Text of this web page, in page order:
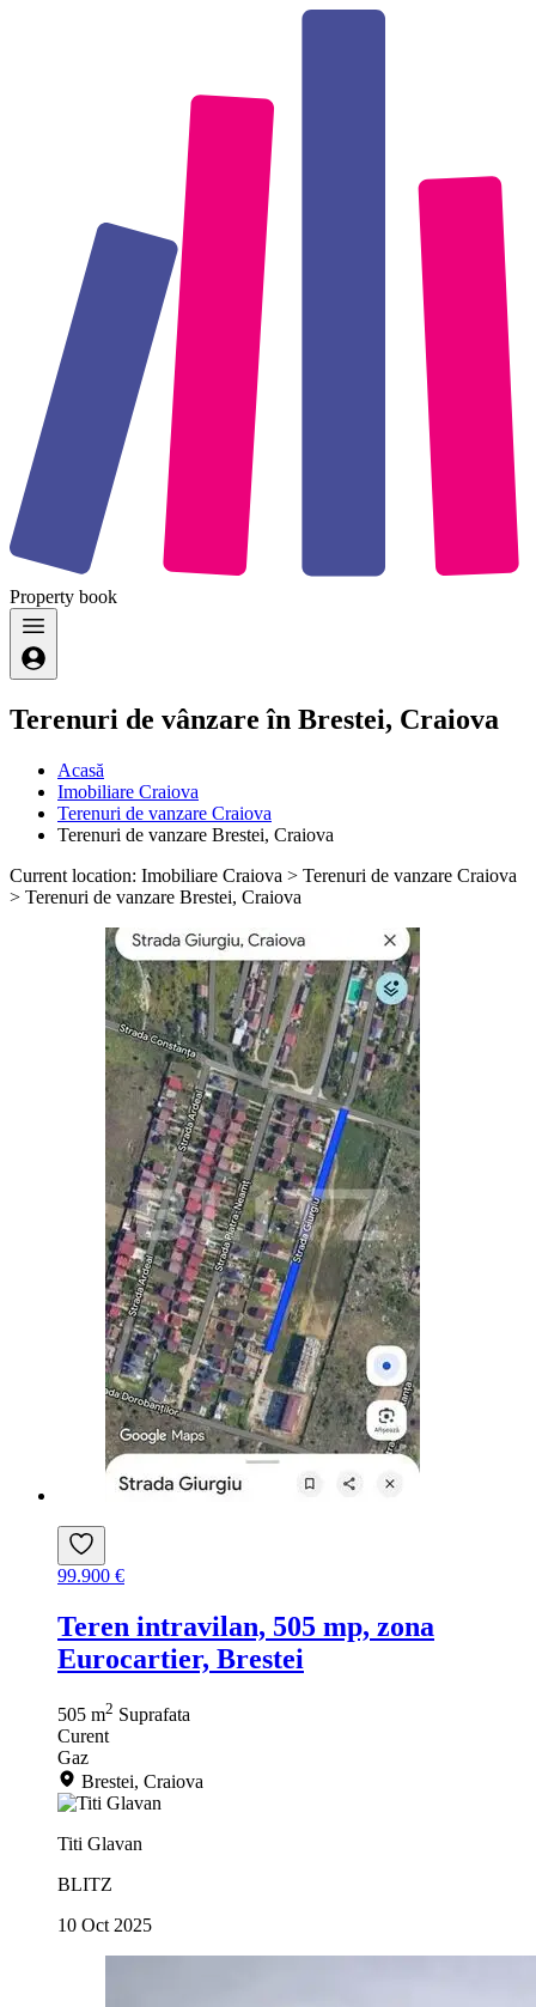
Property book
Terenuri de vânzare în Brestei, Craiova
Acasă
Imobiliare Craiova
Terenuri de vanzare Craiova
Terenuri de vanzare Brestei, Craiova
Current location: Imobiliare Craiova > Terenuri de vanzare Craiova
> Terenuri de vanzare Brestei, Craiova
99.900 €
Teren intravilan, 505 mp, zona
Eurocartier, Brestei
505 m2 Suprafata
Curent
Gaz
Brestei, Craiova
Titi Glavan
BLITZ
10 Oct 2025